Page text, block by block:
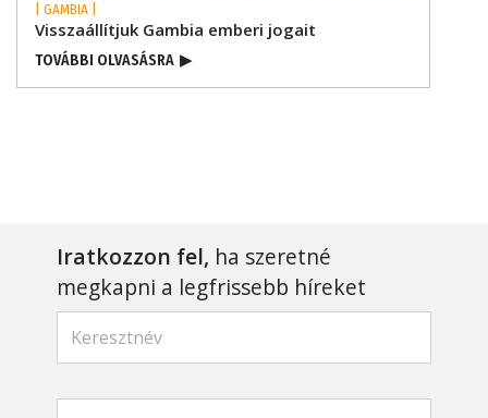
| GAMBIA |
Visszaállítjuk Gambia emberi jogait
TOVÁBBI OLVASÁSRA ▶
Iratkozzon fel, ha szeretné
megkapni a legfrissebb híreket